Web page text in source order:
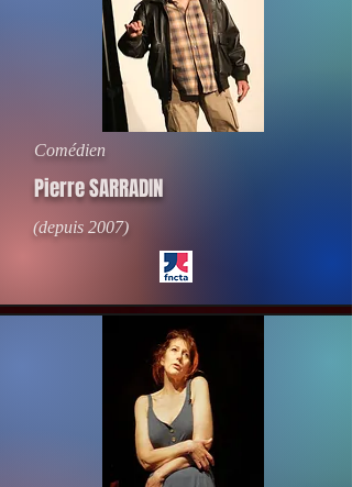
Comédien
Pierre SARRADIN
(depuis 2007)